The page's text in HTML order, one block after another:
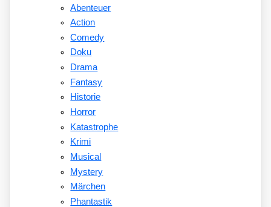
Abenteuer
Action
Comedy
Doku
Drama
Fantasy
Historie
Horror
Katastrophe
Krimi
Musical
Mystery
Märchen
Phantastik